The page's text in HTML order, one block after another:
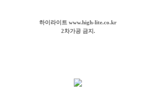
하이라이트 www.high-lite.co.kr
2차가공 금지.